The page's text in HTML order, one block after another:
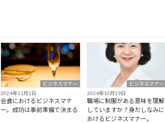
ビジネスマナー
2024年11月1日
会食におけるビジネスマナ
ー。成功は事前準備で決まる
ビジネスマナー
2024年10月29日
職場に制服がある意味を理解
していますか？身だしなみに
おけるビジネスマナー。